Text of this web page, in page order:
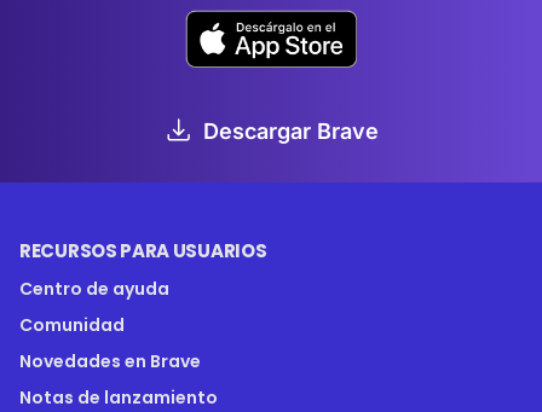
Descargar Brave
RECURSOS PARA USUARIOS
Centro de ayuda
Comunidad
Novedades en Brave
Notas de lanzamiento